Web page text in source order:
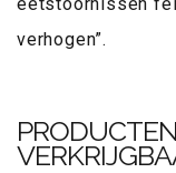
verhogen”.